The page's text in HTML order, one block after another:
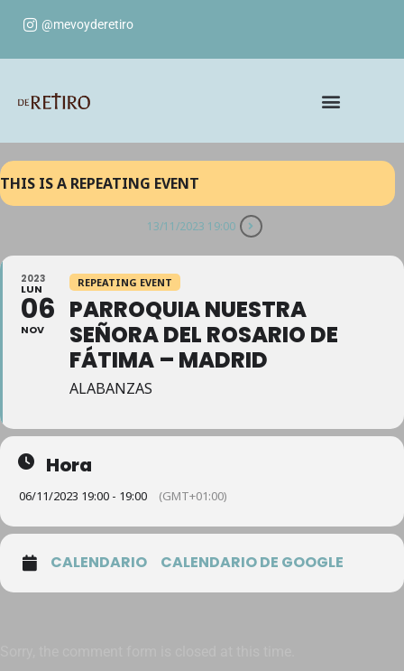
@mevoyderetiro
THIS IS A REPEATING EVENT
13/11/2023 19:00
2023
LUN
06
NOV
REPEATING EVENT
PARROQUIA NUESTRA
SEÑORA DEL ROSARIO DE
FÁTIMA – MADRID
ALABANZAS
Hora
06/11/2023 19:00 - 19:00 (GMT+01:00)
CALENDARIO CALENDARIO DE GOOGLE